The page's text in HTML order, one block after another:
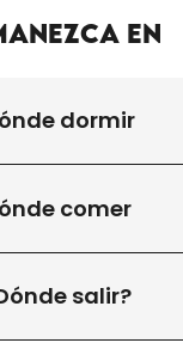
en
dormir
comer
salir?
juegos